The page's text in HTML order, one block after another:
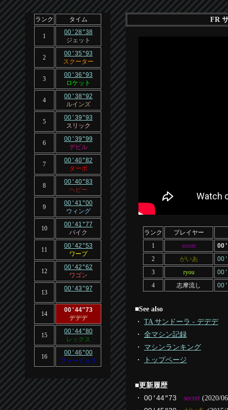
ランク タイム
1
00 ' 28"38
ジェット
2
00 ' 35 "93
スクーター
3
00 ' 36 "93
ロケット
4
00 ' 38"92
ルインズ
5
00 ' 39 "93
スリック
6
00 ' 39 "99
デビル
7
00 ' 40"82
ターボ
8
00 ' 40"83
ヘビー
9
00 ' 41 "00
ウィング
10
00 ' 41 "77
バイク
11
00 ' 42 "53
ワープ
12
00 ' 42 "62
ワゴン
13
00 ' 43 "97
14
00'44"73
デデデ
15
00 ' 44"80
レックス
16
00 ' 46 "00
フォーミュラ
FR
ランク
プレイヤー
1
secret 00'
2
がいあ 00'
3
ryou 00'
4
志摩流し 00'
■See also
・ TA サンドーラ - デデデ
・ 全マシン記録
・ マシンランキング
・
トップページ
■更新履歴
・ 00'44"73 secret (2020/